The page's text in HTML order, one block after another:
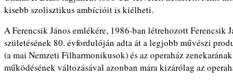
kisebb szolisztikus ambícióit is kiélheti.
A Ferencsik János emlékére, 1986-ban létrehozott
születésének 80. évfordulóján adta át a legjobb művészi
(a mai Nemzeti Filharmonikusok) és az operaház
működésének változásával azonban mára kizárólag az